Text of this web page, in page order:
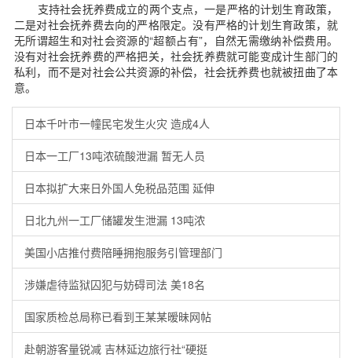
支持社会抚养费成立的两个支点，一是严格的计划生育政策，
二是对社会抚养费去向的严格限定。没有严格的计划生育政策，就
无所谓超生和对社会资源的“超额占有”，自然无需缴纳补偿费用。
没有对社会抚养费的严格把关，社会抚养费就可能变成计生部门的
私利，而不是对社会公共资源的补偿，社会抚养费也就被扭曲了本
意。
日本千叶市一幢民宅发生火灾 造成4人
日本一工厂13吨浓硫酸泄漏 暂无人员
日本拟扩大来日外国人免税品范围 延伸
日北九州一工厂储罐发生泄漏 13吨浓
美国小店推付费陪睡拥抱服务引管理部门
涉嫌虐待监狱囚犯与妨碍司法 美18名
国家质检总局称已看到王某某暧昧网帖
赴朝游客量锐减 吉林延边旅行社“硬挺